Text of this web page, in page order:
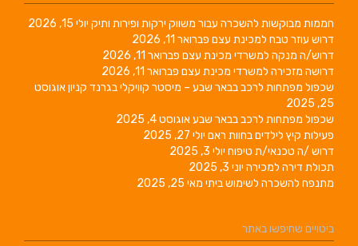
חממות מבוקשות להשכרה עבור משווק ירקות ופירות ותיק יולי 15, 2026
דרוש עוזר טבח למכינת עצם פברואר 11, 2026
דרוש/ה מנקה למשרדי מכינת עצם פברואר 11, 2026
דרושה מזכירה למשרדי מכינת עצם פברואר 11, 2026
שכפול מפתחות לרכב בבאר שבע – מיסטר קוויקלי בגרנד קניוןאוגוסט
25, 2025
שכפול מפתחות לרכב בבאר שבעאוגוסט 4, 2025
פעילות קיץ לילדים בחוות ראם יולי 27, 2025
דרוש /ה טכנאי/ת טיפוח יולי 3, 2025
תכולת דירה למכירה יוני 3, 2025
מתנפח להשכרה לשימוש ביתי מאי 25, 2025
ביטויים שחיפשו באתר